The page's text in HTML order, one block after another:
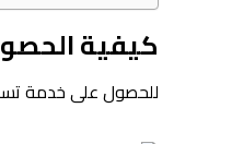
كيفية
للحصول على خدمة